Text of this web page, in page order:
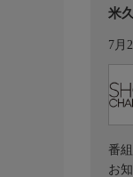
米
7月
番
お